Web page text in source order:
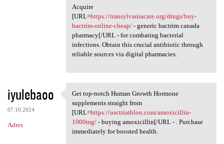
Acquire
[URL=https://transylvaniacare.org/drugs/buy-
bactrim-online-cheap/- generic bactrim canada
pharmacy[/URL - for combating bacterial
infections. Obtain this crucial antibiotic through
reliable sources via digital pharmacies.
iyulebaoo
07.10.2024
Adres
Get top-notch Human Growth
Get top-notch Human Growth Hormone
supplements straight from
[URL=https://usctriathlon.com/amoxicillin-
1000mg/- buying amoxicillin[/URL - . Purchase
immediately for boosted health.